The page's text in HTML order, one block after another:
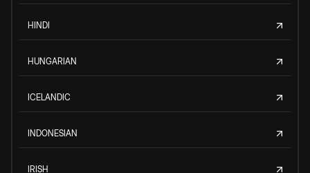
HINDI
HUNGARIAN
ICELANDIC
INDONESIAN
IRISH